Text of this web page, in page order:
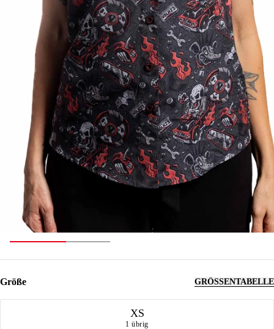
Größe GRÖSSENTABELLE
XS
1 übrig